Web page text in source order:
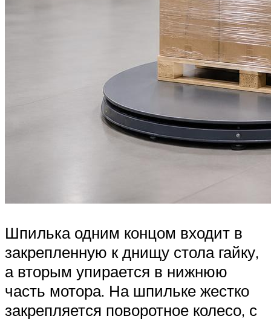
Шпилька одним концом входит в
закрепленную к днищу стола гайку,
а вторым упирается в нижнюю
часть мотора. На шпильке жестко
закрепляется поворотное колесо, с